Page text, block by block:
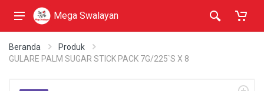
Mega Swalayan
Beranda
Produk
GULARE PALM SUGAR STICK PACK 7G/225`S X 8